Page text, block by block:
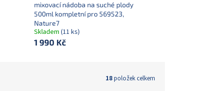
mixovací nádoba na suché plody
500ml kompletní pro 569523,
Nature7
Skladem (11 ks)
1 990 Kč
18položek celkem